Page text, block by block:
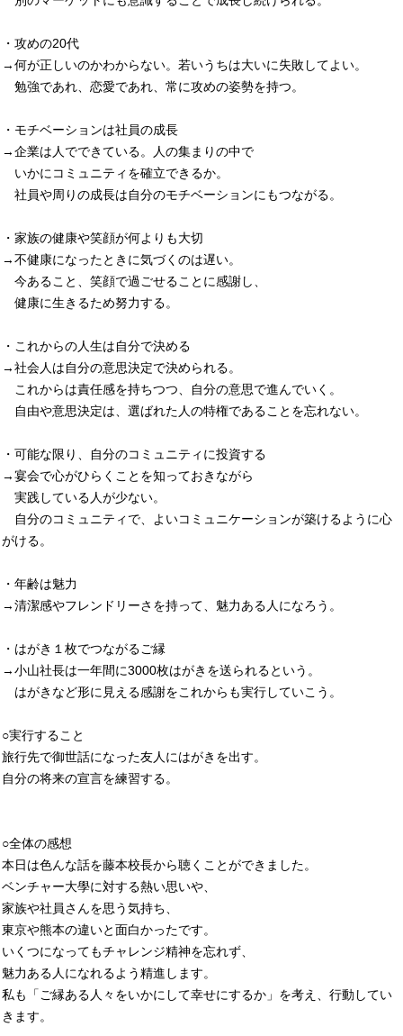
・攻めの20代
→何が正しいのかわからない。若いうちは大いに失敗してよい。
勉強であれ、恋愛であれ、常に攻めの姿勢を持つ。
・モチベーションは社員の成長
→企業は人でできている。人の集まりの中で
いかにコミュニティを確立できるか。
社員や周りの成長は自分のモチベーションにもつながる。
・家族の健康や笑顔が何よりも大切
→不健康になったときに気づくのは遅い。
今あること、笑顔で過ごせることに感謝し、
健康に生きるため努力する。
・これからの人生は自分で決める
→社会人は自分の意思決定で決められる。
これからは責任感を持ちつつ、自分の意思で進んでいく。
自由や意思決定は、選ばれた人の特権であることを忘れない。
・可能な限り、自分のコミュニティに投資する
→宴会で心がひらくことを知っておきながら
実践している人が少ない。
自分のコミュニティで、よいコミュニケーションが築けるように心
がける。
・年齢は魅力
→清潔感やフレンドリーさを持って、魅力ある人になろう。
・はがき１枚でつながるご縁
→小山社長は一年間に3000枚はがきを送られるという。
はがきなど形に見える感謝をこれからも実行していこう。
○実行すること
旅行先で御世話になった友人にはがきを出す。
自分の将来の宣言を練習する。
○全体の感想
本日は色んな話を藤本校長から聴くことができました。
ベンチャー大學に対する熱い思いや、
家族や社員さんを思う気持ち、
東京や熊本の違いと面白かったです。
いくつになってもチャレンジ精神を忘れず、
魅力ある人になれるよう精進します。
私も「ご縁ある人々をいかにして幸せにするか」を考え、行動してい
きます。